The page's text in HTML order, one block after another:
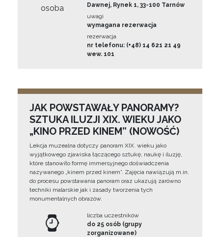
osoba
Dawnej, Rynek 1, 33-100 Tarnów
uwagi
wymagana rezerwacja
rezerwacja
nr telefonu: (+48) 14 621 21 49
wew. 101
JAK POWSTAWAŁY PANORAMY?
SZTUKA ILUZJI XIX. WIEKU JAKO
„KINO PRZED KINEM” (NOWOŚĆ)
Lekcja muzealna dotyczy panoram XIX. wieku jako
wyjątkowego zjawiska łączącego sztukę, naukę i iluzję,
które stanowiło formę immersyjnego doświadczenia
nazywanego „kinem przed kinem”. Zajęcia nawiązują m.in.
do procesu powstawania panoram oraz ukazują zarówno
techniki malarskie jak i zasady tworzenia tych
monumentalnych obrazów.
liczba uczestników
do 25 osób (grupy
zorganizowane)